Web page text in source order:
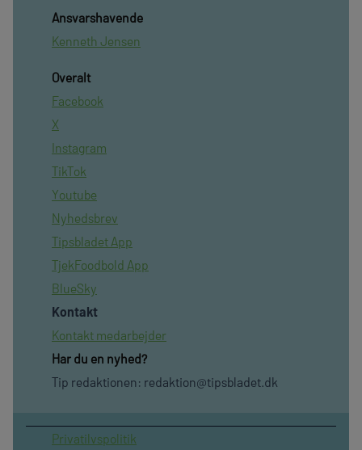
Ansvarshavende
Kenneth Jensen
Overalt
Facebook
X
Instagram
TikTok
Youtube
Nyhedsbrev
Tipsbladet App
TjekFoodbold App
BlueSky
Kontakt
Kontakt medarbejder
Har du en nyhed?
Tip redaktionen: redaktion@tipsbladet.dk
Privatilvspolitik